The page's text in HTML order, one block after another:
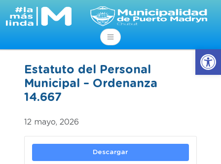
Abrir
Estatuto del Personal
Municipal – Ordenanza
14.667
12 mayo, 2026
Descargar